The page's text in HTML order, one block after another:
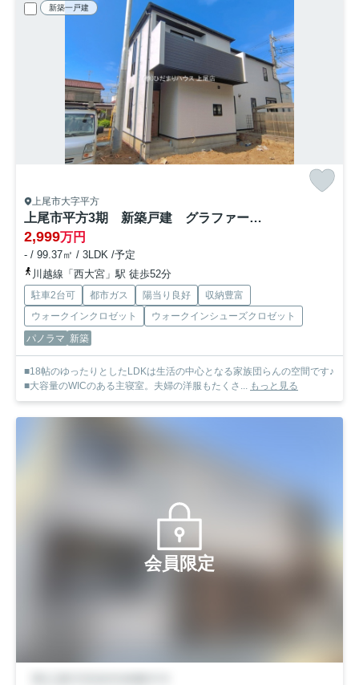
新築一戸建
上尾市大字平方
上尾市平方3期 新築戸建 グラファーレ03
2,999万円
- / 99.37㎡ / 3LDK /予定
川越線「西大宮」駅 徒歩52分
駐車2台可 都市ガス 陽当り良好
収納豊富
ウォークインクロゼット
ウォークインシューズクロゼット
パノラマ 新築
■18帖のゆったりとしたLDKは生活の中心となる家族団らんの空間です♪
■大容量のWICのある主寝室。夫婦の洋服もたくさ...
もっと見る
会員限定